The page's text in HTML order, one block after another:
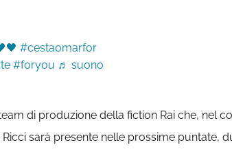
#cestaomarfor
#foryou ♬ suono
di produzione della fiction Rai che, nel
sarà presente nelle prossime puntate,